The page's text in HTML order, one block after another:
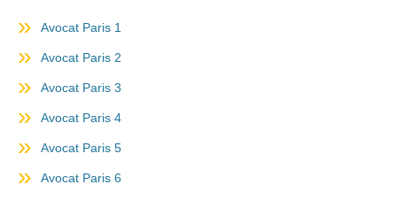
Avocat Paris 1
Avocat Paris 2
Avocat Paris 3
Avocat Paris 4
Avocat Paris 5
Avocat Paris 6